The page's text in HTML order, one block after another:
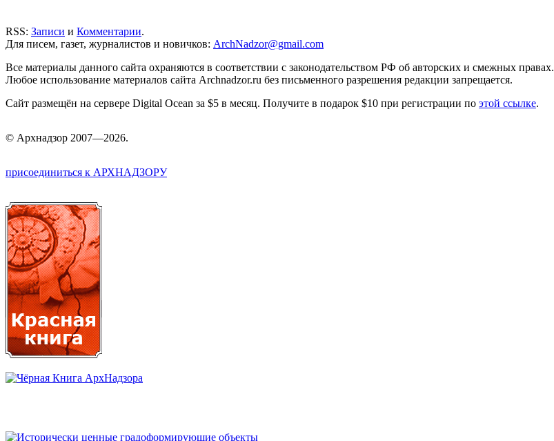
RSS: Записи и Комментарии.
Для писем, газет, журналистов и новичков: ArchNadzor@gmail.com
Все материалы данного сайта охраняются в соответствии с законодательством РФ об авторских и смежных правах.
Любое использование материалов сайта Archnadzor.ru без письменного разрешения редакции запрещается.
Сайт размещён на сервере Digital Ocean за $5 в месяц. Получите в подарок $10 при регистрации по этой ссылке.
© Архнадзор 2007—2026.
присоединиться к АРХНАДЗОРУ